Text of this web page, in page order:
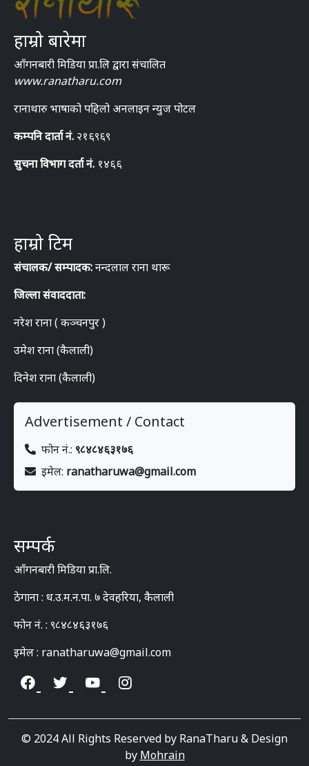
हाम्रो बारेमा
आँगनबारी मिडिया प्रा.लि द्वारा संचालित
www.ranatharu.com
रानाथारु भाषाको पहिलो अनलाइन न्युज पोटल
कम्पनि दार्ता नं. २१६९६९
सुचना विभाग दर्ता नं. १४६६
हाम्रो टिम
संचालक/ सम्पादक:नन्दलाल राना थारू
जिल्ला संवाददाता:
नरेश राना ( कञ्चनपुर )
उमेश राना (कैलाली)
दिनेश राना (कैलाली)
Advertisement / Contact
फोन नं.: ९८४८४६३१७६
इमेल: ranatharuwa@gmail.com
सम्पर्क
आँगनबारी मिडिया प्रा.लि.
ठेगाना : ध.उ.म.न.पा. ७ देवहरिया, कैलाली
फोन नं. : ९८४८४६३१७६
इमेल : ranatharuwa@gmail.com
© 2024 All Rights Reserved by RanaTharu & Design
by Mohrain